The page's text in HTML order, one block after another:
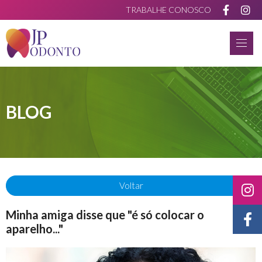
TRABALHE CONOSCO
BLOG
Voltar
Minha amiga disse que "é só colocar o
aparelho..."